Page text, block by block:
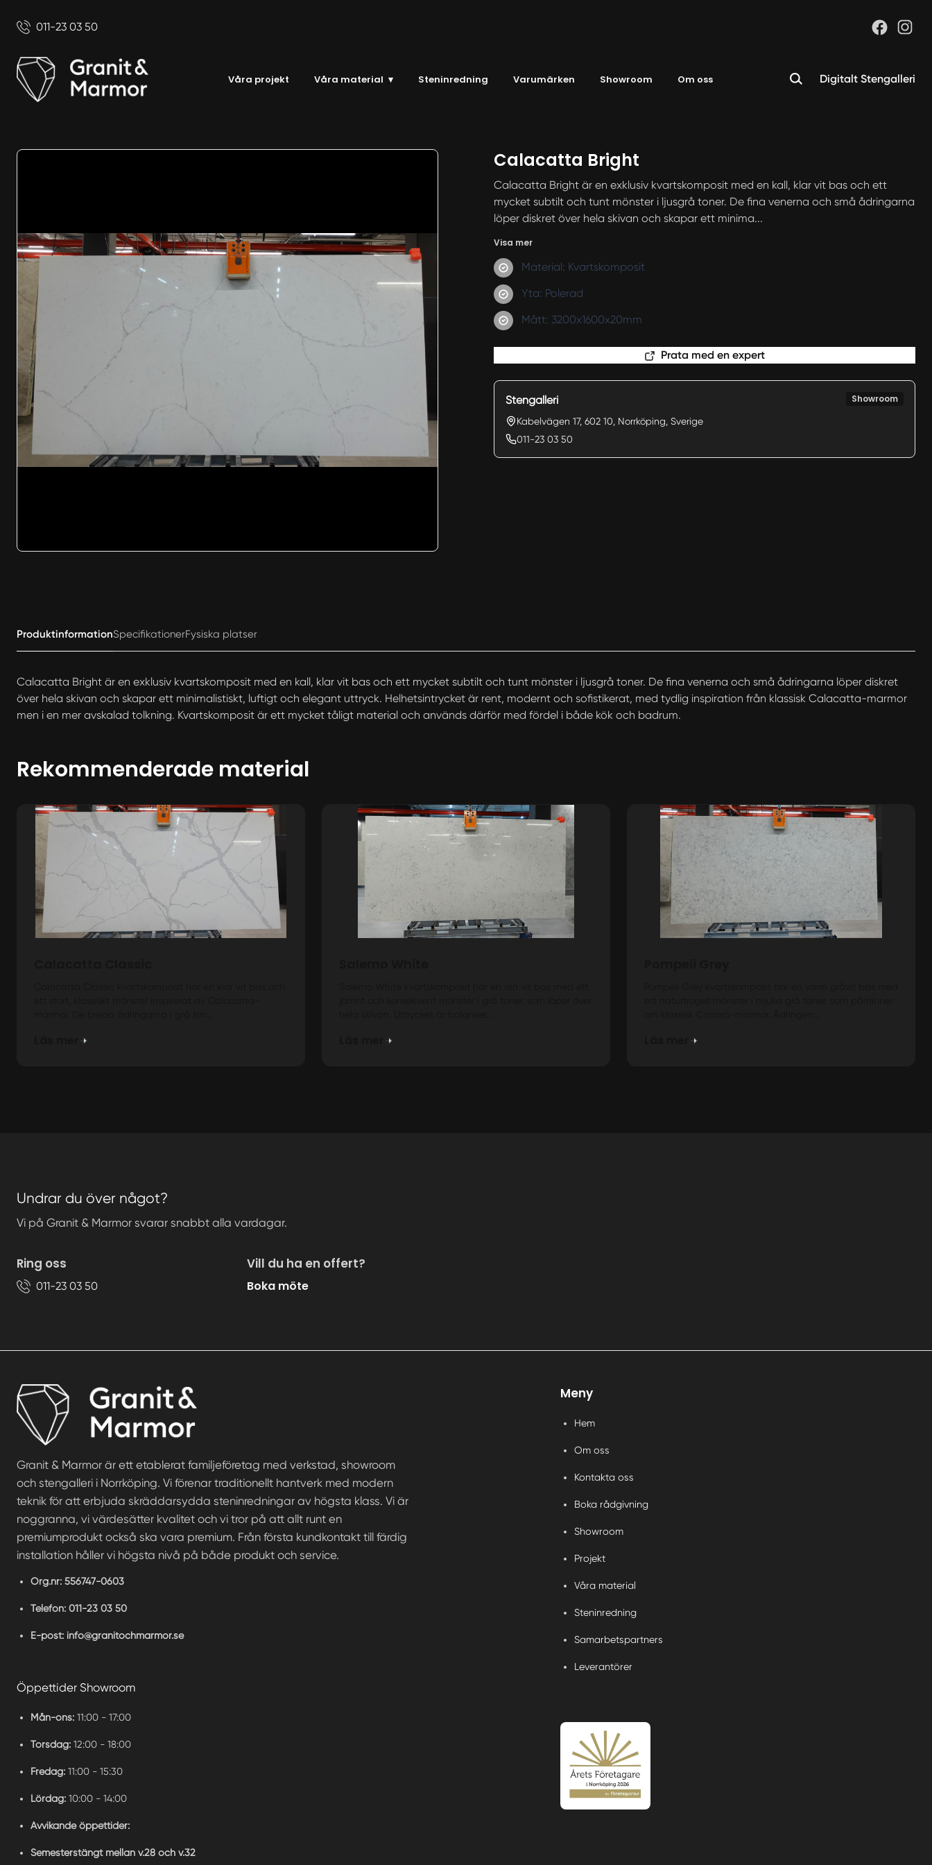
011-23 03 50
Våra projekt Våra material ▾ Steninredning Varumärken Showroom Om oss Digitalt Stengalleri
Calacatta Bright
Calacatta Bright är en exklusiv kvartskomposit med en kall, klar vit bas och ett
mycket subtilt och tunt mönster i ljusgrå toner. De fina venerna och små ådringarna
löper diskret över hela skivan och skapar ett minima...
Visa mer
Material: Kvartskomposit
Yta: Polerad
Mått: 3200x1600x20mm
Prata med en expert
Stengalleri Showroom
Kabelvägen 17, 602 10, Norrköping, Sverige
011-23 03 50
ProduktinformationSpecifikationerFysiska platser
Calacatta Bright är en exklusiv kvartskomposit med en kall, klar vit bas och ett mycket subtilt och tunt mönster i ljusgrå toner. De fina venerna och små ådringarna löper diskret
över hela skivan och skapar ett minimalistiskt, luftigt och elegant uttryck. Helhetsintrycket är rent, modernt och sofistikerat, med tydlig inspiration från klassisk Calacatta-marmor
men i en mer avskalad tolkning. Kvartskomposit är ett mycket tåligt material och används därför med fördel i både kök och badrum.
Rekommenderade material
Undrar du över något?
Vi på Granit & Marmor svarar snabbt alla vardagar.
Ring oss
011-23 03 50
Vill du ha en offert?
Boka möte
Granit & Marmor är ett etablerat familjeföretag med verkstad, showroom
och stengalleri i Norrköping. Vi förenar traditionellt hantverk med modern
teknik för att erbjuda skräddarsydda steninredningar av högsta klass. Vi är
noggranna, vi värdesätter kvalitet och vi tror på att allt runt en
premiumprodukt också ska vara premium. Från första kundkontakt till färdig
installation håller vi högsta nivå på både produkt och service.
Org.nr: 556747-0603
Telefon: 011-23 03 50
E-post: info@granitochmarmor.se
Öppettider Showroom
Mån-ons: 11:00 - 17:00
Torsdag: 12:00 - 18:00
Fredag: 11:00 - 15:30
Lördag: 10:00 - 14:00
Avvikande öppettider:
Semesterstängt mellan v.28 och v.32
Meny
Hem
Om oss
Kontakta oss
Boka rådgivning
Showroom
Projekt
Våra material
Steninredning
Samarbetspartners
Leverantörer